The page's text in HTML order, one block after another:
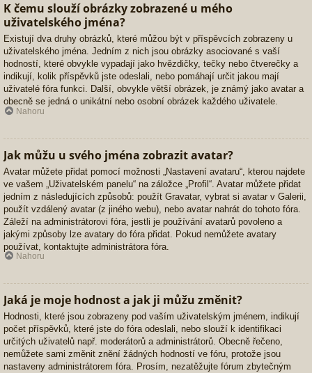
K čemu slouží obrázky zobrazené u mého
uživatelského jména?
Existují dva druhy obrázků, které můžou být v příspěvcích zobrazeny u
uživatelského jména. Jedním z nich jsou obrázky asociované s vaší
hodností, které obvykle vypadají jako hvězdičky, tečky nebo čtverečky a
indikují, kolik příspěvků jste odeslali, nebo pomáhají určit jakou mají
uživatelé fóra funkci. Další, obvykle větší obrázek, je známý jako avatar a
obecně se jedná o unikátní nebo osobní obrázek každého uživatele.
Nahoru
Jak můžu u svého jména zobrazit avatar?
Avatar můžete přidat pomocí možnosti „Nastavení avataru“, kterou najdete
ve vašem „Uživatelském panelu“ na záložce „Profil“. Avatar můžete přidat
jedním z následujících způsobů: použít Gravatar, vybrat si avatar v Galerii,
použít vzdálený avatar (z jiného webu), nebo avatar nahrát do tohoto fóra.
Záleží na administrátorovi fóra, jestli je používání avatarů povoleno a
jakými způsoby lze avatary do fóra přidat. Pokud nemůžete avatary
používat, kontaktujte administrátora fóra.
Nahoru
Jaká je moje hodnost a jak ji můžu změnit?
Hodnosti, které jsou zobrazeny pod vaším uživatelským jménem, indikují
počet příspěvků, které jste do fóra odeslali, nebo slouží k identifikaci
určitých uživatelů např. moderátorů a administrátorů. Obecně řečeno,
nemůžete sami změnit znění žádných hodností ve fóru, protože jsou
nastaveny administrátorem fóra. Prosím, nezatěžujte fórum zbytečným